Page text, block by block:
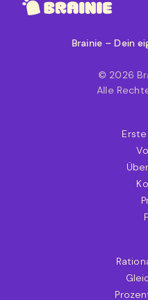
Brainie – Dein
© 2026
Alle